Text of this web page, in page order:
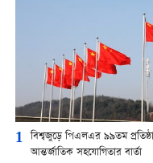
1 বিশ্বজুড়ে পিএলএর ৯৯তম
আন্তর্জাতিক সহযোগিতার বার্তা